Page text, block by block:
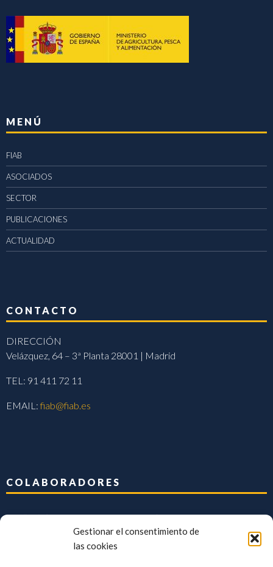
Gestionar el consentimiento de
las cookies
MENÚ
FIAB
ASOCIADOS
SECTOR
PUBLICACIONES
ACTUALIDAD
CONTACTO
DIRECCIÓN
Velázquez, 64 – 3ª Planta 28001 | Madrid
TEL: 91 411 72 11
EMAIL:fiab@fiab.es
COLABORADORES